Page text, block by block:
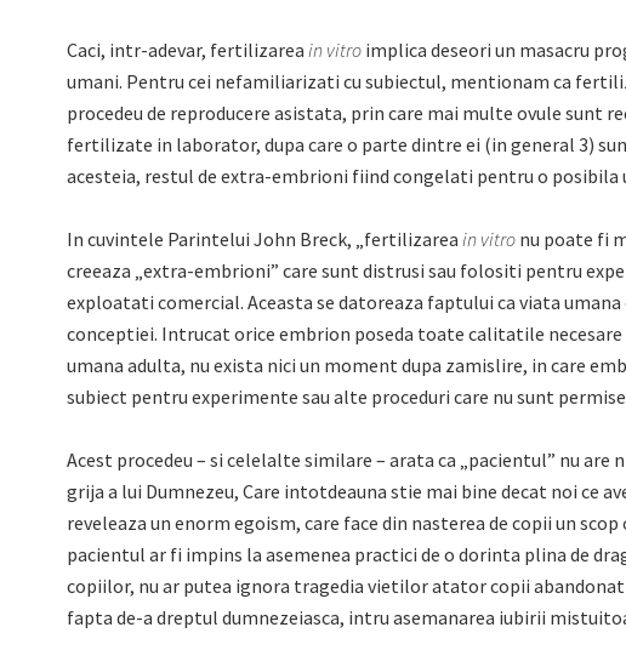
Caci, intr-adevar, fertilizarea in vitro implica deseori un masacru
umani. Pentru cei nefamiliarizati cu subiectul, mentionam ca
procedeu de reproducere asistata, prin care mai multe ovule sunt
fertilizate in laborator, dupa care o parte dintre ei (in general 3)
acesteia, restul de extra-embrioni fiind congelati pentru o
In cuvintele Parintelui John Breck, „fertilizarea in vitro nu poate fi
creeaza „extra-embrioni” care sunt distrusi sau folositi pentru
exploatati comercial. Aceasta se datoreaza faptului ca viata
conceptiei. Intrucat orice embrion poseda toate calitatile
umana adulta, nu exista nici un moment dupa zamislire, in care
subiect pentru experimente sau alte proceduri care nu sunt
Acest procedeu – si celelalte similare – arata ca „pacientul” nu are
grija a lui Dumnezeu, Care intotdeauna stie mai bine decat noi ce
reveleaza un enorm egoism, care face din nasterea de copii un
pacientul ar fi impins la asemenea practici de o dorinta plina de
copiilor, nu ar putea ignora tragedia vietilor atator copii
fapta de-a dreptul dumnezeiasca, intru asemanarea iubirii